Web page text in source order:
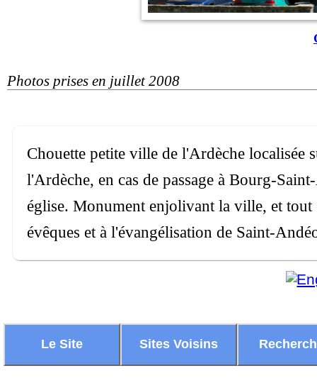
Photos prises en juillet 2008
Chouette petite ville de l'Ardèche localisée
l'Ardèche, en cas de passage à Bourg-
église. Monument enjolivant la ville, et
évêques et à l'évangélisation de Saint-
Le Site Sites Voisins